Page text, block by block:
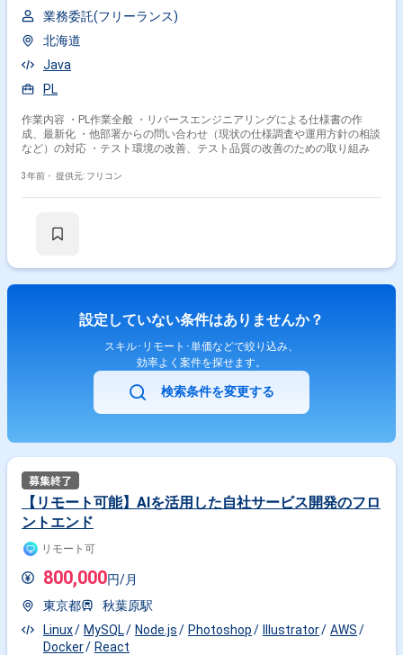
業務委託(フリーランス)
北海道
Java
PL
作業内容 ・PL作業全般 ・リバースエンジニアリングによる仕様書の作
成、最新化 ・他部署からの問い合わせ（現状の仕様調査や運用方針の相談
など）の対応 ・テスト環境の改善、テスト品質の改善のための取り組み
3年前・ 提供元: フリコン
設定していない条件はありませんか？
スキル･リモート･単価などで絞り込み、
効率よく案件を探せます。
検索条件を変更する
【リモート可能】AIを活用した自社サービス開発のフロ
ントエンド
リモート可
800,000円/月
東京都
秋葉原駅
Linux
MySQL Node.js Photoshop Illustrator
AWS
Docker
React